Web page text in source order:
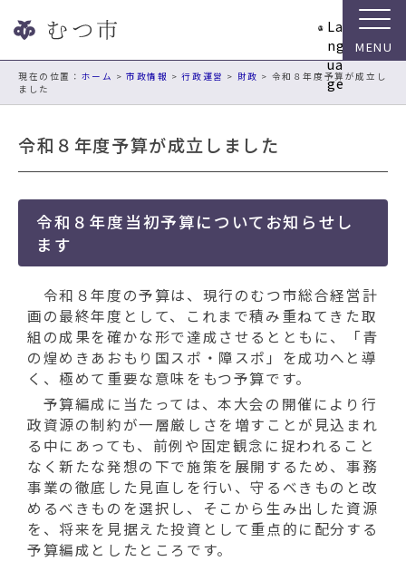
ビ
La
ng
ua
ge
現在の位置： ホーム >市政情報 >行政運営 > 財政 > 令和８年度予算が成立し
ました
令和８年度予算が成立しました
令和８年度当初予算についてお知らせし
ます
令和８年度の予算は、現行のむつ市総合経営計
画の最終年度として、これまで積み重ねてきた取
組の成果を確かな形で達成させるとともに、「青
の煌めきあおもり国スポ・障スポ」を成功へと導
く、極めて重要な意味をもつ予算です。
予算編成に当たっては、本大会の開催により行
政資源の制約が一層厳しさを増すことが見込まれ
る中にあっても、前例や固定観念に捉われること
なく新たな発想の下で施策を展開するため、事務
事業の徹底した見直しを行い、守るべきものと改
めるべきものを選択し、そこから生み出した資源
を、将来を見据えた投資として重点的に配分する
予算編成としたところです。